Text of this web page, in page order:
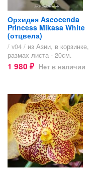
Орхидея Ascocenda
Princess Mikasa White
(отцвела)
/ v04 / из Азии, в корзинке,
размах листа - 20см.
1 980 ₽ Нет в наличии